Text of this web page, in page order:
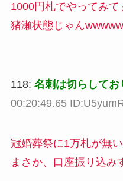
1000円札でやってみ
猪瀬状態じゃん
118: 名刺は切らしてお
00:20:49.65
冠婚葬祭に1万札が無
まさか、口座振り込み